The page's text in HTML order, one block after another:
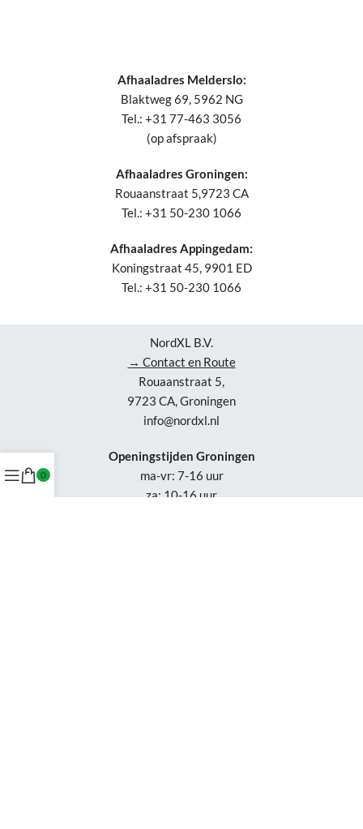
Afhaaladres Melderslo:
Blaktweg 69, 5962 NG
Tel.: +31 77-463 3056
(op afspraak)
Afhaaladres Groningen:
Rouaanstraat 5,9723 CA
Tel.: +31 50-230 1066
Afhaaladres Appingedam:
Koningstraat 45, 9901 ED
Tel.: +31 50-230 1066
NordXL B.V.
→ Contact en Route
Rouaanstraat 5,
9723 CA, Groningen
info@nordxl.nl
Openingstijden Groningen
ma-vr: 7-16 uur
za: 10-16 uur
0